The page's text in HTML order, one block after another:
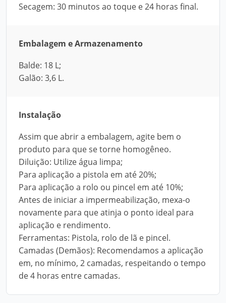
Secagem: 30 minutos ao toque e 24 horas final.
Embalagem e Armazenamento
Balde: 18 L;
Galão: 3,6 L.
Instalação
Assim que abrir a embalagem, agite bem o
produto para que se torne homogêneo.
Diluição: Utilize água limpa;
Para aplicação a pistola em até 20%;
Para aplicação a rolo ou pincel em até 10%;
Antes de iniciar a impermeabilização, mexa-o
novamente para que atinja o ponto ideal para
aplicação e rendimento.
Ferramentas: Pistola, rolo de lã e pincel.
Camadas (Demãos): Recomendamos a aplicação
em, no mínimo, 2 camadas, respeitando o tempo
de 4 horas entre camadas.